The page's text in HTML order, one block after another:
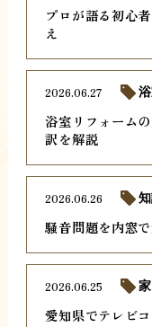
プロが語る初心
え
浴室リフォーム
訳を解説
2026.06.27
騒音問題を内窓
2026.06.26
愛知県でテレビ
2026.06.25 家